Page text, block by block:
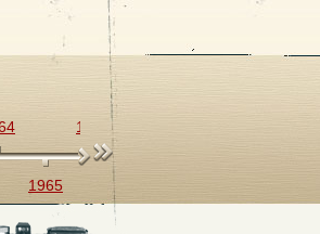
1965
1966